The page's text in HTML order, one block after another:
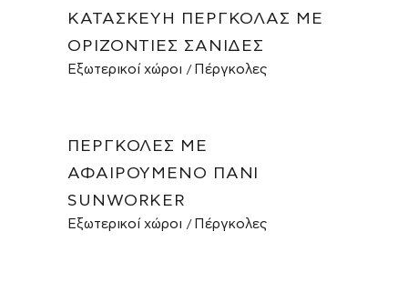
ΚΑΤΑΣΚΕΥΉ ΠΈΡΓΚΟΛΑΣ ΜΕ
ΟΡΙΖΌΝΤΙΕΣ ΣΑΝΊΔΕΣ
Εξωτερικοί χώροι Πέργκολες
ΠΈΡΓΚΟΛΕΣ ΜΕ
ΑΦΑΙΡΟΎΜΕΝΟ ΠΑΝΊ
SUNWORKER
Εξωτερικοί χώροι Πέργκολες